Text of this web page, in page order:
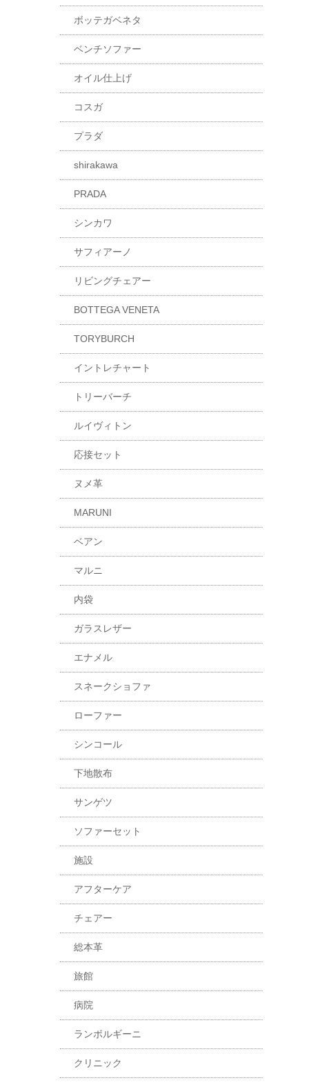
ボッテガベネタ
ベンチソファー
オイル仕上げ
コスガ
プラダ
shirakawa
PRADA
シンカワ
サフィアーノ
リビングチェアー
BOTTEGA VENETA
TORYBURCH
イントレチャート
トリーバーチ
ルイヴィトン
応接セット
ヌメ革
MARUNI
ベアン
マルニ
内袋
ガラスレザー
エナメル
スネークショファ
ローファー
シンコール
下地散布
サンゲツ
ソファーセット
施設
アフターケア
チェアー
総本革
旅館
病院
ランボルギーニ
クリニック